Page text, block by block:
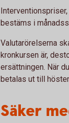
bestäms i
Valutarörelserna
kronkursen är,
ersättningen. När
betalas ut till
Säker